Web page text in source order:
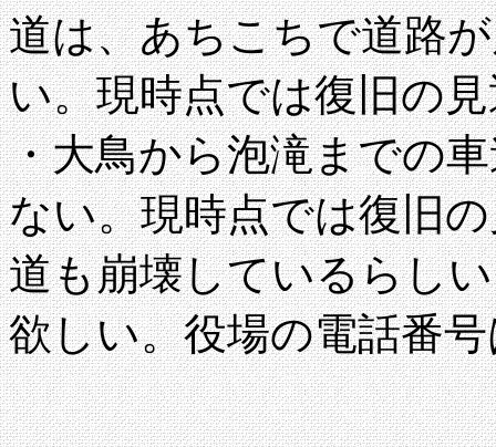
道は、あちこちで道路
い。現時点では復旧の
・大鳥から泡滝までの
ない。現時点では復旧
道も崩壊しているらし
欲しい。役場の電話番号